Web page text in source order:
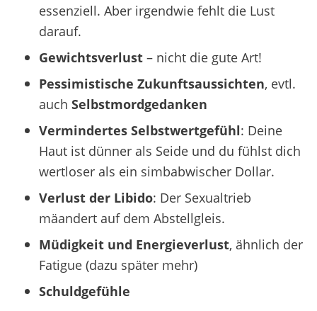
essenziell. Aber irgendwie fehlt die Lust
darauf.
Gewichtsverlust – nicht die gute Art!
Pessimistische Zukunftsaussichten, evtl.
auch Selbstmordgedanken
Vermindertes Selbstwertgefühl: Deine
Haut ist dünner als Seide und du fühlst dich
wertloser als ein simbabwischer Dollar.
Verlust der Libido: Der Sexualtrieb
mäandert auf dem Abstellgleis.
Müdigkeit und Energieverlust, ähnlich der
Fatigue (dazu später mehr)
Schuldgefühle